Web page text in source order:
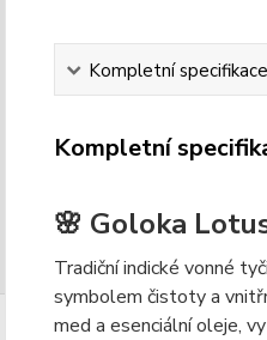
Kompletní specifikace
Kompletní
🌸 Goloka
Tradiční indické vonné
symbolem čistoty a
med a esenciální oleje,